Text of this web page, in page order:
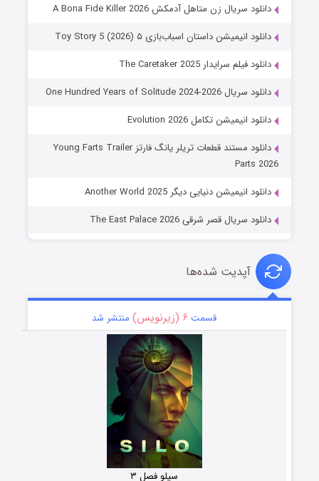
دانلود سریال زن متاهل آدمکش A Bona Fide Killer 2026
دانلود انیمیشن داستان اسباب‌بازی ۵ Toy Story 5 (2026)
دانلود فیلم سرایدار The Caretaker 2025
دانلود سریال One Hundred Years of Solitude 2024-2026
دانلود انیمیشن تکامل Evolution 2026
دانلود مستند قطعات تریلر یانگ فارتز Young Farts Trailer
Parts 2026
دانلود انیمیشن دنیایی دیگر Another World 2025
دانلود سریال قصر شرقی The East Palace 2026
آپدیت شده‌ها
قسمت ۶ (زیرنویس) منتشر شد
سیلو فصل ۳